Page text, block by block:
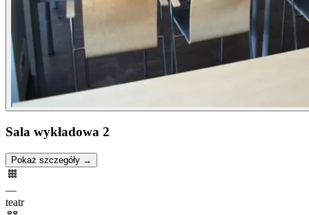
Sala wykładowa 2
Pokaż szczegóły →
—
teatr